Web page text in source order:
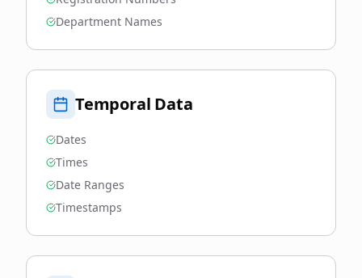
Department Names
Temporal Data
Dates
Times
Date Ranges
Timestamps